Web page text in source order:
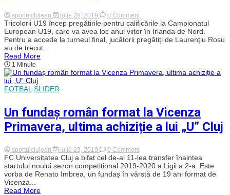
sportulclujean iulie 29, 2019 0 Commenton
Cinci
fotbaliști
de
la
lotul
amicală
cu
Israel
Tricolorii U19 încep pregătirile pentru calificările la Campionatul
European U19, care va avea loc anul viitor în Irlanda de Nord.
Pentru a accede la turneul final, jucătorii pregătiți de Laurențiu Roșu
au de trecut...
Read More
1 Minute
FOTBAL SLIDER
Un fundaș român format la Vicenza
Primavera, ultima achiziție a lui „U” Cluj
sportulclujean iulie 29, 2019 0 Commenton
Un
fundaș
român
format
FC Universitatea Cluj a bifat cel de-al 11-lea transfer înaintea
startului noului sezon competițional 2019-2020 a Ligii a 2-a. Este
vorba de Renato Imbrea, un fundaș în vârstă de 19 ani format de
Vicenza...
Read More